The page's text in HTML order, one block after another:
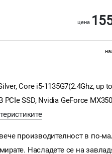
цена
Core i5-1135G7(2.4Ghz, up
PCIe SSD, Nvidia GeForce
производителност в по-
Насладете се на